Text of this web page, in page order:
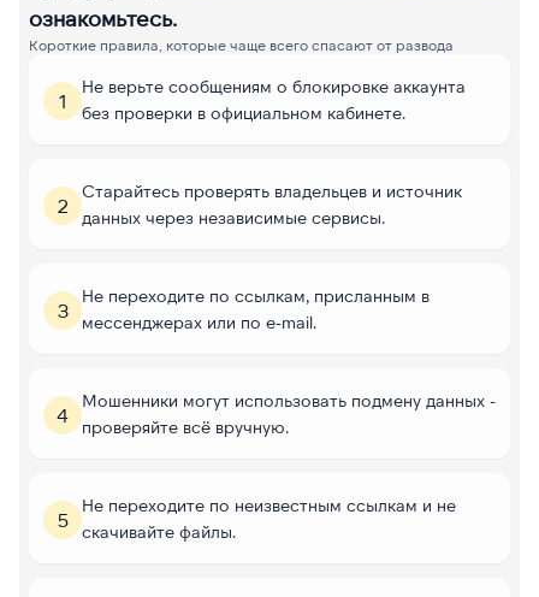
ознакомьтесь.
Короткие правила, которые чаще всего спасают от развода
1
Не верьте сообщениям о блокировке аккаунта
без проверки в официальном кабинете.
2
Старайтесь проверять владельцев и источник
данных через независимые сервисы.
3
Не переходите по ссылкам, присланным в
мессенджерах или по e-mail.
4
Мошенники могут использовать подмену данных -
проверяйте всё вручную.
5
Не переходите по неизвестным ссылкам и не
скачивайте файлы.